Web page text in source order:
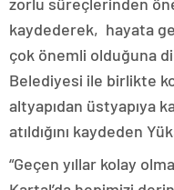
kaydederek, hayata
çok önemli olduğuna
Belediyesi ile birlikte
altyapıdan üstyapıya
atıldığını kaydeden
“Geçen yıllar kolay